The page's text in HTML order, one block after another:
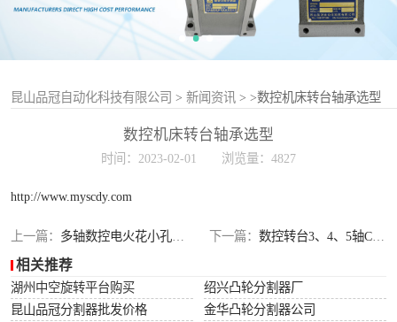
昆山品冠自动化科技有限公司 > 新闻资讯 > >数控机床转台轴承选型
数控机床转台轴承选型
时间：2023-02-01 浏览量：4827
http://www.myscdy.com
上一篇： 多轴数控电火花小孔加工机床转台轴承的选型 下一篇： 数控转台3、4、5轴CNC加工之间有什么区别？
相关推荐
湖州中空旋转平台购买
绍兴凸轮分割器厂
昆山品冠分割器批发价格
金华凸轮分割器公司
列
重负载滚柱YT系
平板共轭型PU系
列
心轴型DS系列
法兰凸缘型DF系
列